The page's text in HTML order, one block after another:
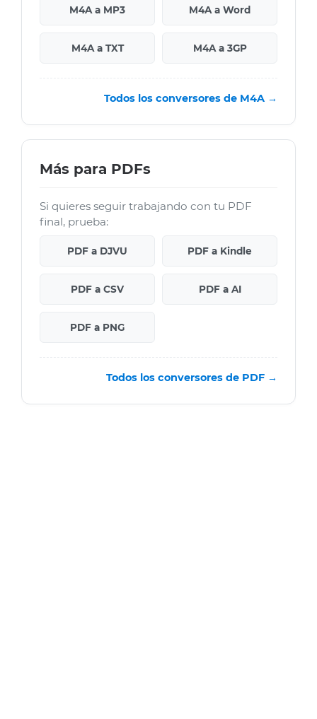
M4A a MP3 M4A a Word
M4A a TXT M4A a 3GP
Todos los conversores de M4A →
Más para PDFs
Si quieres seguir trabajando con tu PDF
final, prueba:
PDF a DJVU PDF a Kindle
PDF a CSV PDF a AI
PDF a PNG
Todos los conversores de PDF →